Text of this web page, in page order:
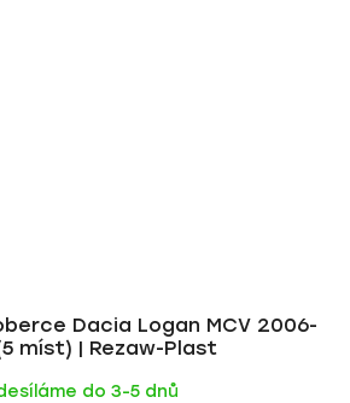
Dacia Logan MCV 2006-
míst) | Rezaw-Plast
do 3-5 dnů